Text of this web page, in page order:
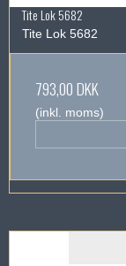
Tite Lok 5682
Tite Lok 5682
793,00 DKK
(inkl. moms)